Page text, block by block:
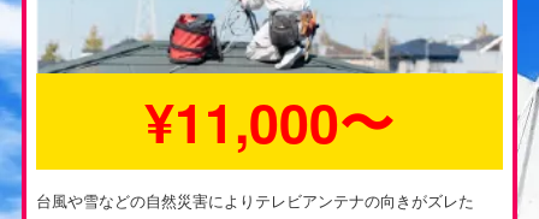
¥11,000〜
台風や雪などの自然災害によりテレビアンテナの向きがズレた